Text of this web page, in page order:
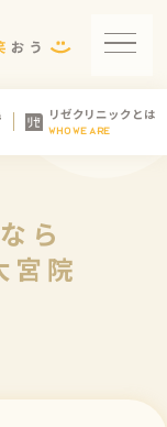
リゼクリニックとは
WHO WE ARE
ら
宮院